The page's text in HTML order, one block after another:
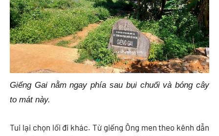
Giếng Gai nằm ngay phía sau bụi chuối và bóng cây
to mát này.
Tui lại chọn lối đi khác. Từ giếng Ông men theo kênh dẫn